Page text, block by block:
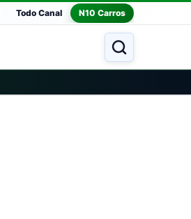
Todo Canal N10 Carros